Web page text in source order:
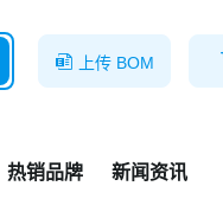
上传 BOM
热销品牌 新闻资讯